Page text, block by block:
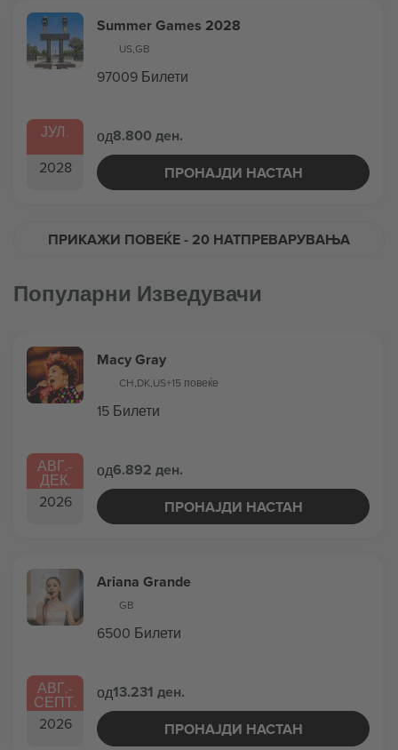
ЈУЛ.
2028
Summer Games 2028
US,GB
97009 Билети
од8.800 ден.
ПРОНАЈДИ НАСТАН
ПРИКАЖИ ПОВЕЌЕ- 20 НАТПРЕВАРУВАЊА
Популарни Изведувачи
АВГ.-
ДЕК.
2026
Macy Gray
CH,DK,US+15 повеќе
15 Билети
од6.892 ден.
ПРОНАЈДИ НАСТАН
АВГ.-
СЕПТ.
2026
Ariana Grande
GB
6500 Билети
од13.231 ден.
ПРОНАЈДИ НАСТАН